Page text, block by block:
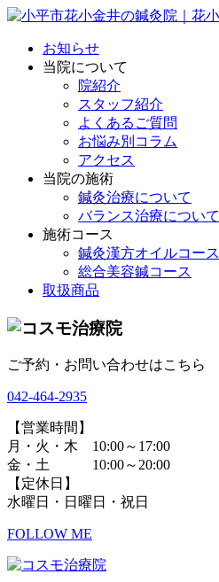
お知らせ
当院について
院紹介
スタッフ紹介
よくあるご質問
お悩み別コラム
アクセス
当院の施術
鍼灸治療について
バランス治療について
施術コース
鍼灸漢方オイルコース
総合美容鍼コース
取扱商品
ご予約・お問い合わせはこちら
042-464-2935
【営業時間】
月・火・木 10:00～17:00
金・土 10:00～20:00
【定休日】
水曜日・日曜日・祝日
FOLLOW ME